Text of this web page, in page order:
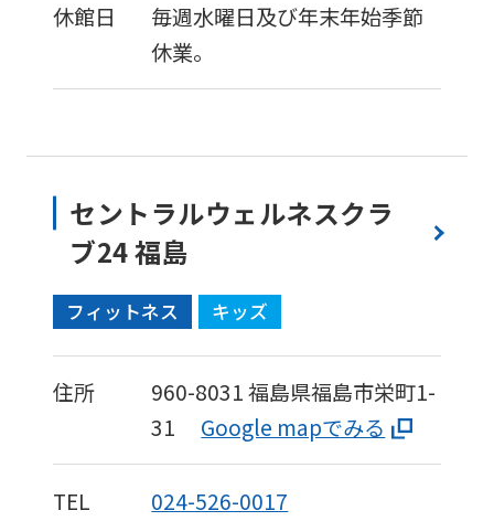
休館日
毎週水曜日及び年末年始季節
休業。
セントラルウェルネスクラ
ブ24 福島
フィットネス キッズ
住所 960-8031福島県福島市栄町1-
31
Google mapでみる
TEL 024-526-0017